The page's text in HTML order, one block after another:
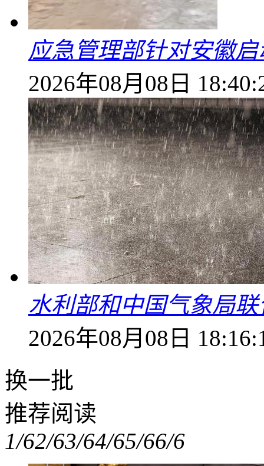
应急管理部针对安徽
2026年08月08日
水利部和中国气象局
2026年08月08日
换一批
推荐阅读
1/62/63/64/65/66/6